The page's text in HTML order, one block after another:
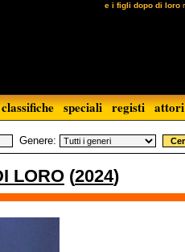
e i figli dopo di loro
classifiche speciali registi attori
Genere:
LORO (2024)